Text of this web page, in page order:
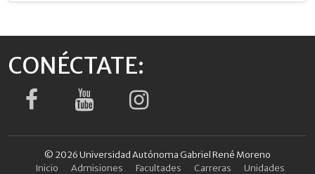
CONÉCTATE:
© 2026 Universidad Autónoma Gabriel René Moreno
Inicio
Admisiones Facultades Carreras
Unidades